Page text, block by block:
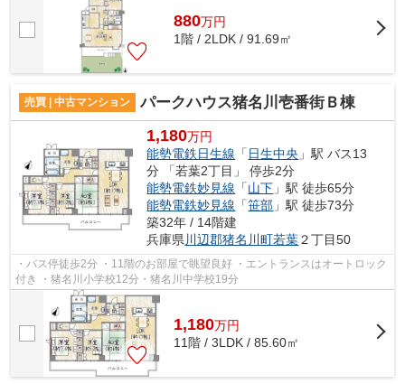
880万円
1階 / 2LDK / 91.69㎡
売買 | 中古マンション パークハウス猪名川壱番街Ｂ棟
1,180万円
能勢電鉄日生線 「 日生中央 」駅 バス13
分 「若葉2丁目」 停歩2分
能勢電鉄妙見線 「山下 」駅 徒歩65分
能勢電鉄妙見線 「笹部 」駅 徒歩73分
築32年 / 14階建
兵庫県 川辺郡猪名川町若葉２丁目50
・バス停徒歩2分 ・11階のお部屋で眺望良好 ・エントランスはオートロック
付き ・猪名川小学校12分・猪名川中学校19分
1,180万円
11階 / 3LDK / 85.60㎡